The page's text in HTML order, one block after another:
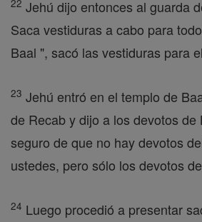
22 Jehú dijo entonces al guarda
Saca vestiduras a cabo para
Baal ", sacó las vestiduras para
23 Jehú entró en el templo de
de Recab y dijo a los devotos de
seguro de que no hay devotos
ustedes, pero sólo los devotos
24 Luego procedió a presentar